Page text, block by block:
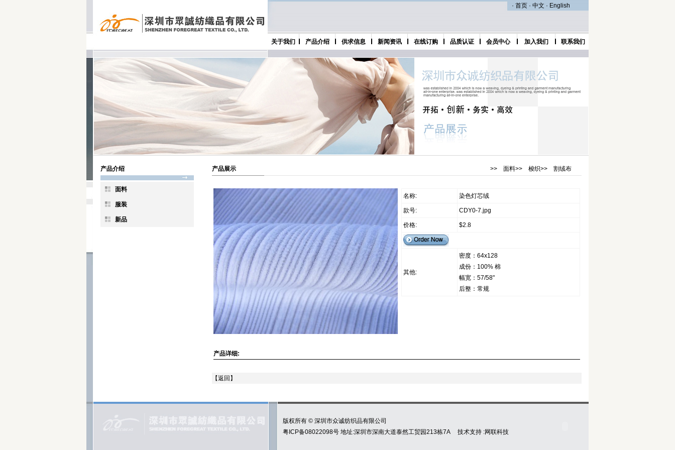
· 首页 · 中文 · English
产品介绍 供求信息 新闻资讯 在线订购 品质认证 会员中心 加入我们 联系我们
关于我们
产品介绍
面料
服装
新品
产品展示 >> 面料>> 梭织>> 割绒布
名称: 染色灯芯绒
款号: CDY0-7.jpg
价格: $2.8
其他:
密度：64x128
成份：100% 棉
幅宽：57/58"
后整：常规
产品详细:
【返回 】
版权所有 © 深圳市众诚纺织品有限公司
粤ICP备08022098号 地址:深圳市深南大道泰然工贸园213栋7A 技术支持 :网联科技